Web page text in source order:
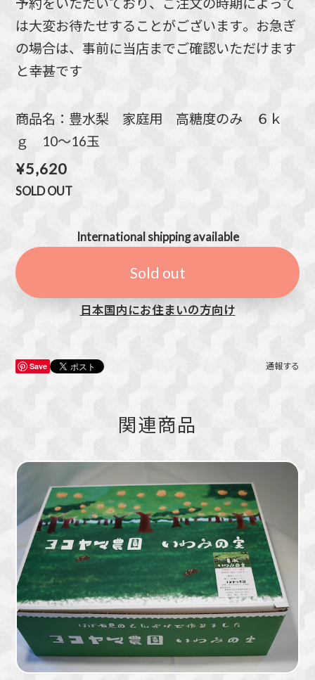
予約をいただいており、ご注文の時期によって
は大変お待たせすることがございます。お急ぎ
の場合は、事前に当店までご確認いただけます
と幸甚です
商品名：豊水梨 家庭用 高糖度のみ ６ｋ
ｇ 10～16玉
¥5,620
SOLD OUT
International shipping available
Sold out
日本国内にお住まいの方向け
Save 通報する
関連商品